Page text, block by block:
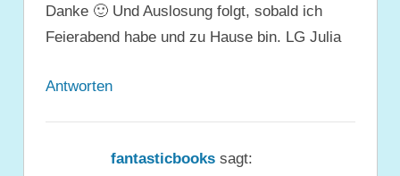
Danke 🙂 Und Auslosung folgt, sobald ich
Feierabend habe und zu Hause bin. LG Julia
Antworten
fantasticbooks sagt: